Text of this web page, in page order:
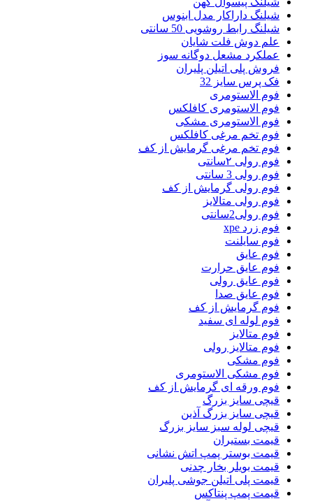
شیلنگ داراکار مدل ابنوس
شیلنگ رابط روشویی 50 سانتی
علم دوش فلت شایان
عملکرد مشعل دوگانه سوز
فروش پلی اتیلن پلیران
فک پرس سایز 32
فوم الاستومری
فوم الاستومری کافلکس
فوم الاستومری مشکی
فوم تخم مرغی کافلکس
فوم تخم مرغی گرمایش از کف
فوم رولی ۲سانتی
فوم رولی 3 سانتی
فوم رولی گرمایش از کف
فوم رولی متالایز
فوم رولی2سانتی
فوم زرد xpe
فوم سایلنت
فوم عایق
فوم عایق حرارت
فوم عایق رولی
فوم عایق صدا
فوم گرمایش از کف
فوم لوله ای سفید
فوم متالایز
فوم متالایز رولی
فوم مشکی
فوم مشکی الاستومری
فوم ورقه ای گرمایش از کف
قیچی سایز بزرگ
قیچی سایز بزرگ آذین
قیچی لوله سبز سایز بزرگ
قیمت بستیران
قیمت بوستر پمپ اتش نشانی
قیمت بویلر بخار چدنی
قیمت پلی اتیلن جوشی پلیران
قیمت پمپ پنتاکس